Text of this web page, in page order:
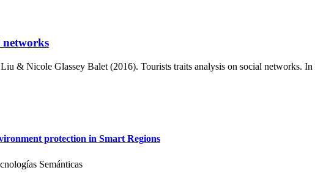
networks
& Nicole Glassey Balet (2016). Tourists traits analysis on social networks. In
protection in Smart Regions
Semánticas